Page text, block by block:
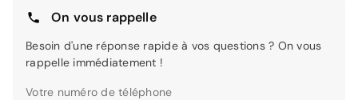
On vous rappelle
Besoin d'une réponse rapide à vos questions ? On vous
rappelle immédiatement !
Votre numéro de téléphone